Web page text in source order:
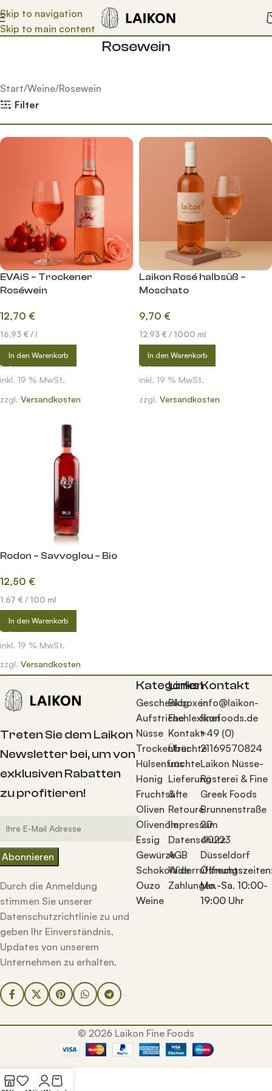
Skip to navigation
Skip to main content
Rosewein
Start Weine Rosewein
Filter
EVAiS – Trockener
Roséwein
12,70 €
16,93 € / l
In den Warenkorb
inkl. 19 % MwSt.
zzgl. Versandkosten
Laikon Rosé halbsüß –
Moschato
9,70 €
12,93 € / 1000 ml
In den Warenkorb
inkl. 19 % MwSt.
zzgl. Versandkosten
Rodon – Savvoglou – Bio
12,50 €
1,67 € / 100 ml
In den Warenkorb
inkl. 19 % MwSt.
zzgl. Versandkosten
Treten Sie dem Laikon
Newsletter bei, um von
exklusiven Rabatten
zu profitieren!
Durch die Anmeldung
stimmen Sie unserer
Datenschutzrichtlinie zu und
geben Ihr Einverständnis,
Updates von unserem
Unternehmen zu erhalten.
Kategorien
Geschenkboxen
Aufstriche
Nüsse
Trockenfrüchte
Hülsenfrüchte
Honig
Fruchtsäfte
Oliven
Olivenöle
Essig
Gewürze
Schokolade
Ouzo
Weine
Links
Blog
Fachlexikon
Kontakt
Über
uns
Lieferung
&
Retoure
Impressum
Datenschutz
AGB
Widerrufsrecht
Zahlungen
Kontakt
info@laikon-
finefoods.de
+49 (0)
21169570824
Laikon Nüsse-
Rösterei & Fine
Greek Foods
Brunnenstraße
20
40223
Düsseldorf
Mo.-Sa. 10:00-
19:00 Uhr
© 2026 Laikon Fine Foods